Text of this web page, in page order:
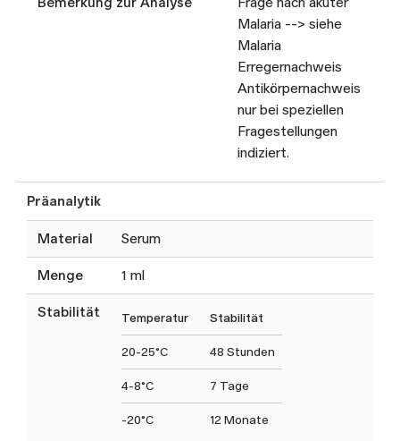
Malaria --> siehe
Malaria
Erregernachweis
Antikörpernachweis
nur bei speziellen
Fragestellungen
indiziert.
Präanalytik
Material Serum
Menge 1 ml
Stabilität Temperatur Stabilität
20-25°C 48 Stunden
4-8°C 7 Tage
-20°C 12 Monate